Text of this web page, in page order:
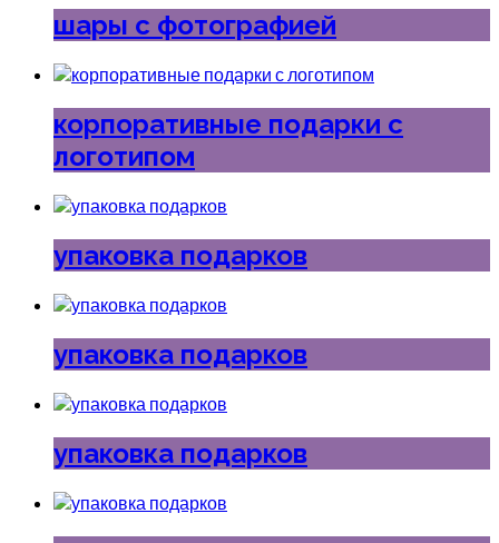
шары с фотографией
корпоративные подарки с
логотипом
упаковка подарков
упаковка подарков
упаковка подарков